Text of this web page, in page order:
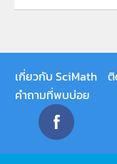
เกี่ยวกับ SciMath ติ
คำถามที่พบบ่อย